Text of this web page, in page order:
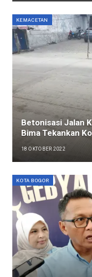
KEMACETAN
Betonisasi Jalan
Bima Tekankan
18 OKTOBER 2022
KOTA BOGOR